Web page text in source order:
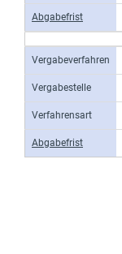
Abgabefrist
Vergabeverfahren
Vergabestelle
Verfahrensart
Abgabefrist